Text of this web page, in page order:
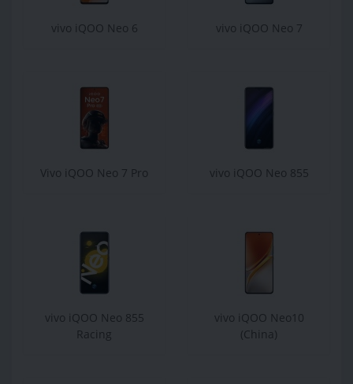
vivo iQOO Neo 6 vivo iQOO Neo 7
Vivo iQOO Neo 7 Pro vivo iQOO Neo 855
vivo iQOO Neo 855
Racing
vivo iQOO Neo10
(China)